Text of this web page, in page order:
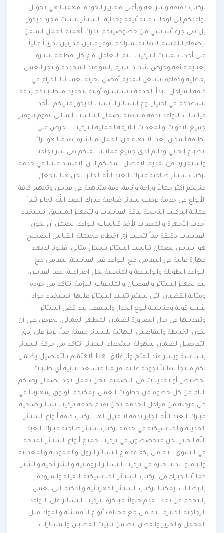
تركيب دقيقة وسريعة وبأعلى معايير الجودة. مهمتنا هي تحويل
نوافذكم إلى لوحات فنية أنيقة وجذابة. الستائر ليست مجرد ديكور
بل هي جزء أساسي من خصوصيتكم. ندرك أهمية العمل المتقن
لإضفاء اللمسة النهائية لمنزلكم. نوفر فنيين مدربين تدريباً عالياً
على أحدث تقنيات التركيب. يتم التعامل مع كل قطعة ستارة
بعناية فائقة وحرص شديد. نلتزم بالمواعيد المحددة وننجز العمل
بفاعلية وكفاءة. نسعى لتقديم أفضل تجربة لعملائنا الكرام في
كافة المراحل. تبدأ الخدمة باستشارة أولية لتحديد متطلباتكم بدقة.
نساعدكم في اختيار نوع الستائر الأنسب لديكور منزلكم. نأخذ
قياسات النوافذ بدقة متناهية لضمان التناسب المثالي. نقوم بتوفير
جميع الأدوات والمعدات اللازمة لعملية التركيب. نحرص على
نظافة المكان بعد الانتهاء من العمل مباشرة. هدفنا هو ترك
انطباع إيجابي ودائم لدى جميع عملائنا. ثقتكم هي سر نجاحنا
واستمرارنا في تقديم الأفضل. يمكنكم الآن الاعتماد علينا في خدمة
تركيب ستائر ضاحية مبارك العبد الله الجابر. نحن هنا لنجعل
منزلكم أكثر جمالاً وراحة وأناقة. دقة متناهية في قياس وتجهيز كافة
الأنواع في خدمة تركيب ستائر ضاحية مبارك العبد الله الجابر تبدأ
عملية التركيب الناجحة بدقة القياسات والتجهيز المسبق. نستخدم
أحدث الأجهزة والمعدات لأخذ قياسات النوافذ. نضمن أن تكون
القياسات دقيقة جداً لتجنب أي أخطاء محتملة. القياس الصحيح
هو أساس لضمان تناسب الستائر بشكل مثالي. فنيونا لديهم
مهارة عالية في التعامل مع النوافذ غير القياسية. نتعامل مع
النوافذ الطويلة والواسعة والمنحنية بكل احترافية. بعد القياس،
يتم تجهيز الستائر والقضبان والملحقات اللازمة. نتأكد من جودة
ومتانة القضبان التي سيتم تثبيت الستائر عليها. نستخدم مواد
تثبيت قوية ومناسبة لنوع الجدار والسقف. يتم قص الستائر
وتعديلها في حال الضرورة لضمان المظهر الجمالي. نحرص على أن
تكون الخياطة والتفاصيل النهائية للستائر متقنة جداً. نركز على أدق
التفاصيل لضمان سهولة استخدام الستائر. نتأكد من حركة الستائر
بسلاسة ويسر عند الفتح والإغلاق. هذا الاهتمام بالتفاصيل يضمن
لكم منتجاً نهائياً بجودة عالية. فريقنا مستعد لتلبية أي طلبات
تخصيص أو تعديلات في التصميم. نحن نعمل بجد لضمان رضاكم
التام عن كل خطوة من خطوات العمل. يمكنكم الوثوق بمهارتنا في
كل مرحلة من مراحل الخدمة. نحن نقدم خدمة تركيب ستائر ضاحية
مبارك العبد الله الجابر بدقة لا مثيل لها. تركيب كافة أنواع الستائر
الحديثة والكلاسيكية في خدمة تركيب ستائر ضاحية مبارك العبد
الله الجابر نحن متخصصون في تركيب جميع أنواع الستائر المتاحة
في السوق. نتعامل بكفاءة مع الستائر الرول والعمودية والمعدنية
والبامبو. لدينا خبرة في تركيب الستائر الرومانية والشرائحية والشتر.
كما أننا خبراء في تركيب الستائر الكلاسيكية الثقيلة والمزودة
بالبطانات. يمكننا تركيب الستائر الكهربائية والذكية التي تعمل
بالتحكم عن بعد. نقدم حلولاً مبتكرة لتركيب الستائر على النوافذ
الزجاجية الكبيرة. نتعامل مع مختلف أنواع الأقمشة والمواد مثل
المخمل والحرير والقطن. نضمن تثبيت القضبان والمسارات